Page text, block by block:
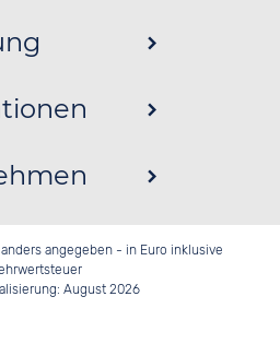
angegeben - in Euro inklusive
August 2026